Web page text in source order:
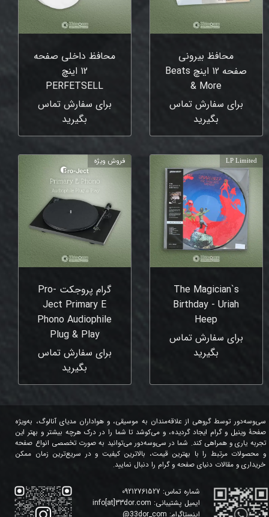
محافظ بیرونی
صفحه 12 اینچ Beats
& More
برای سفارش تماس
بگیرید
محافظ داخلی صفحه
12 اینچ
‎PERFETSELL
برای سفارش تماس
بگیرید
The Magician`s
Birthday - Uriah
Heep
برای سفارش تماس
بگیرید
LP Limited
گرام پروجکت Pro-
Ject Primary E
Phono Audiophile
Plug & Play
برای سفارش تماس
بگیرید
فروش ویژه
شماره تماس:
ایمیل پشتیبانی: info[at]33dor.com
اینستاگرام: 33dor_com
@
سی‌وسه‌دور توسط گروهی از علاقه‌مندان به موسیقی، و هواداران مدیای آنالوگ، به‌ویژه
صفحۀ وینیل و گرام ایجاد گردیده، و می‌کوشد تا شما را در درک هرچه بیشتر و بهتر این
تجربه یاری و همراهی کند. شما در سی‌وسه‌دور می‌توانید به صورت تخصصی انواع صفحه
و محصولات مرتبط را با بهترین قیمت، بالاترین کیفیت و در سریع‌ترین زمان ممکن
خریداری و مقالات دنیای صفحه و گرام را دنبال نمایید.